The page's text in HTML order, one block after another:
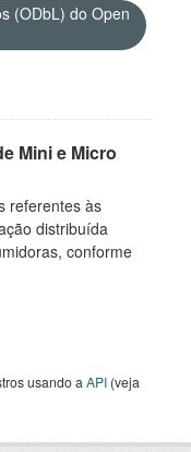
(ODbL) do Open
Mini e Micro
referentes às
distribuída
conforme
usando a API (veja